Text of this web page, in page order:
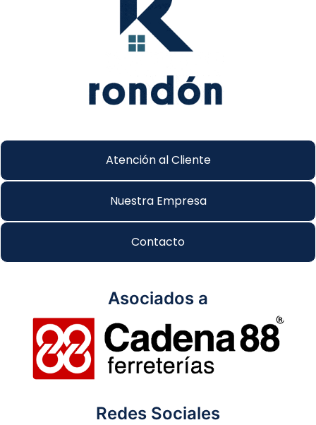
Atención al Cliente
Nuestra Empresa
Contacto
Asociados a
Redes Sociales